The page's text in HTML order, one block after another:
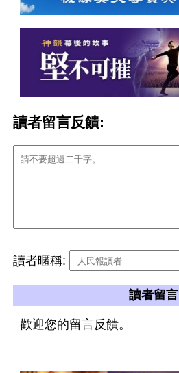
讀者留言反饋:
讀者暱稱:
讀者留言
歡迎您的留言反饋。